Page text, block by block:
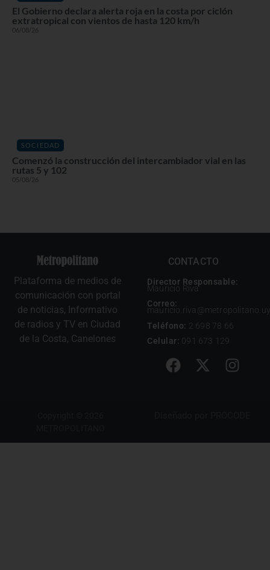
El Gobierno declara alerta roja en la costa por ciclón
extratropical con vientos de hasta 120 km/h
06/08/26
SOCIEDAD
Comenzó la construcción del intercambiador vial en las
rutas 5 y 102
05/08/26
Plataforma de medios de
comunicación con portal
de noticias, Informativo
de radios y TV en Ciudad
de la Costa, Canelones
CONTACTO
Director Responsable:
Mauricio Riva
Correo:
mauricio.riva@metropolitano.uy
Teléfono: 2 698 78 66
Celular: 091 673 129